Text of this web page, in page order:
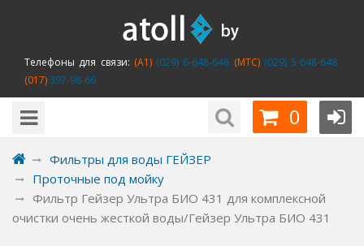
Телефоны для связи: (A1)(029) 6-648-648 (MTC)(029) 5-648-648
(017)397-98-66
0
Фильтры для воды ГЕЙЗЕР
Проточные под мойку
Фильтр Гейзер Ультра БИО 431 для комплексной
очистки очень жесткой воды/Гейзер Ультра БИО 431